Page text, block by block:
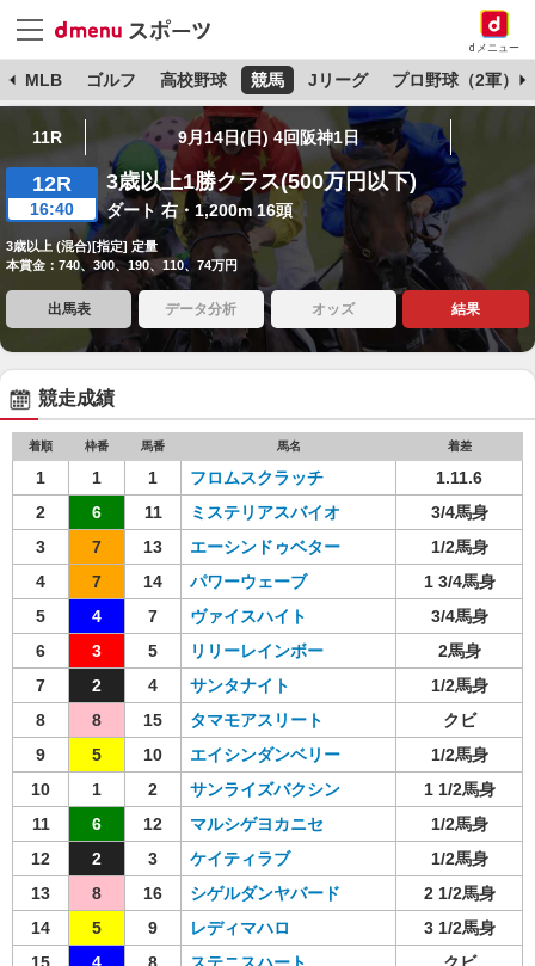
dメニュー
MLB ゴルフ 高校野球 競馬 Jリーグ プロ野球（2軍）
11R 9月14日(日) 4回阪神1日
12R
16:40
3歳以上1勝クラス(500万円以下)
ダート 右・1,200m 16頭
3歳以上 (混合)[指定] 定量
本賞金：740、300、190、110、74万円
出馬表 データ分析 オッズ 結果
競走成績
着順 枠番 馬番 馬名 着差
1 1 1 フロムスクラッチ
1.11.6
2
6 11 ミステリアスバイオ
3/4馬身
3
7 13 エーシンドゥベター
1/2馬身
4
7 14 パワーウェーブ
1 3/4馬身
5
4 7 ヴァイスハイト
3/4馬身
6
3 5 リリーレインボー
2馬身
7
2 4 サンタナイト
1/2馬身
8
8 15 タマモアスリート
クビ
9
5 10 エイシンダンベリー
1/2馬身
10
1 2 サンライズバクシン
1 1/2馬身
11
6 12 マルシゲヨカニセ
1/2馬身
12
2 3 ケイティラブ
1/2馬身
13
8 16 シゲルダンヤバード
2 1/2馬身
14
5 9 レディマハロ
3 1/2馬身